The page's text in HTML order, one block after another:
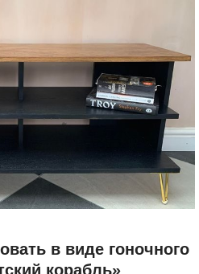
в виде гоночного
корабль»